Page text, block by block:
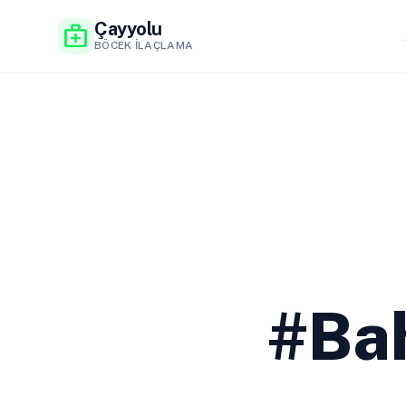
medical_services Çayyolu
BÖCEK İLAÇLAMA